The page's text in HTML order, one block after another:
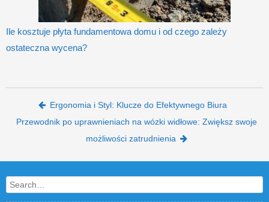
Ile kosztuje płyta fundamentowa domu i od czego zależy
ostateczna wycena?
Post navigation
Ergonomia i Styl: Klucze do Efektywnego Biura
Przewodnik po uprawnieniach na wózki widłowe: Zwiększ swoje
możliwości zatrudnienia
Search